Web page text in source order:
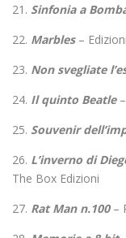
21. Sinfonia a
22. Marbles–
23. Non svegliate
24. Il quinto Beatle–
25. Souvenir
26. L’inverno di
The Box Edizioni
27. Rat Man n.100–